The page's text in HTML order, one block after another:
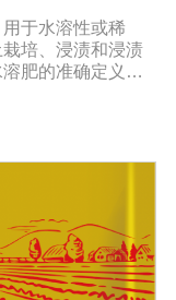
于水溶性或稀
培、浸渍和浸渍
肥的准确定义。
喷洒后通过树枝
养物质的能力，
能力。1.促进发
，增加花蕾，促
生长得更快。2.
后，叶子呈嫩绿
作物在开花前后
花保果作用，也